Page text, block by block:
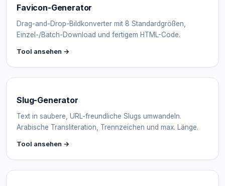
Favicon-Generator
Drag-and-Drop-Bildkonverter mit 8 Standardgrößen,
Einzel-/Batch-Download und fertigem HTML-Code.
Tool ansehen →
Slug-Generator
Text in saubere, URL-freundliche Slugs umwandeln.
Arabische Transliteration, Trennzeichen und max. Länge.
Tool ansehen →